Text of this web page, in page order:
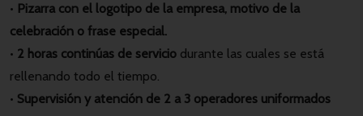
• Pizarra con el logotipo de la empresa, motivo de la
celebración o frase especial.
• 2 horas continúas de servicio durante las cuales se está
rellenando todo el tiempo.
• Supervisión y atención de 2 a 3 operadores uniformados